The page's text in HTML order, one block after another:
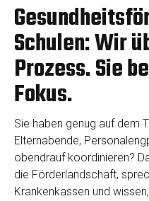
Schulen: Wir
Prozess. Sie
Fokus.
Sie haben genug auf dem
Elternabende,
obendrauf koordinieren?
die Förderlandschaft,
Krankenkassen und